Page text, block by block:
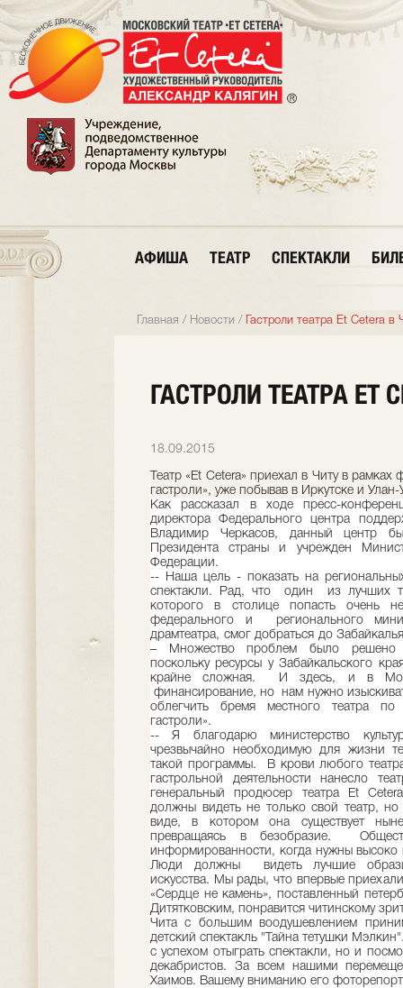
АФИША ТЕАТР СПЕКТАКЛИ
Главная / Новости / Гастроли театра Et Cetera в
ГАСТРОЛИ ТЕАТРА ET
18.09.2015
Театр «Et Cetera» приехал в Читу в
гастроли», уже побывав в Иркутске и Улан-
Как рассказал в ходе пресс-
директора Федерального центра
Владимир Черкасов, данный
Президента страны и учрежден
Федерации.
-- Наша цель - показать на
спектакли. Рад, что один из лучших
которого в столице попасть очень
федерального и регионального
драмтеатра, смог добраться до
– Множество проблем было решено
поскольку ресурсы у Забайкальского
крайне сложная. И здесь, и в
финансирование, но нам нужно
облегчить бремя местного театра
гастроли».
-- Я благодарю министерство
чрезвычайно необходимую для жизни
такой программы. В крови любого
гастрольной деятельности нанесло
генеральный продюсер театра Et
должны видеть не только свой театр,
виде, в котором она существует
превращаясь в безобразие.
информированности, когда нужны
Люди должны видеть лучшие
искусства. Мы рады, что впервые
«Сердце не камень», поставленный
Дитятковским, понравится читинскому
Чита с большим воодушевлением
детский спектакль "Тайна тетушки
с успехом отыграть спектакли, но и
декабристов. За всем нашими
Хаимов. Вашему вниманию его